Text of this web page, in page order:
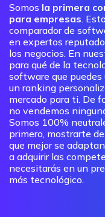
Somos la primera
para empresas.
comparador de
en expertos
los negocios. En
para qué de la
software que
un ranking
mercado para ti. De
no vendemos
Somos 100%
primero, mostrarte
que mejor se
a adquirir las
necesitarás en un
más tecnológico.